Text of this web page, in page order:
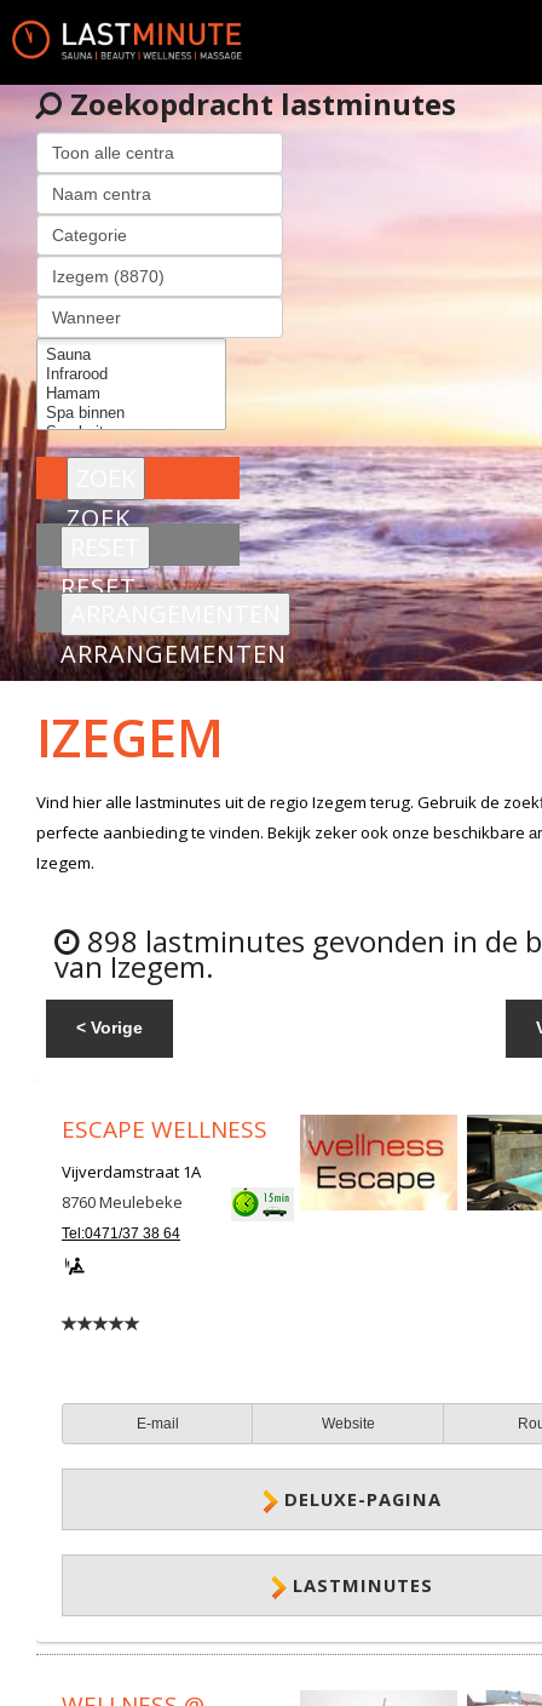
Zoekopdracht lastminutes
ZOEK
RESET
ARRANGEMENTEN
IZEGEM
Vind hier alle lastminutes uit de regio Izegemterug. Gebruik de
perfecte aanbieding te vinden. Bekijk zeker ook onze beschikbare
Izegem.
898 lastminutes gevonden in de
van Izegem.
< Vorige
ESCAPE WELLNESS
Vijverdamstraat 1A
8760Meulebeke
Tel:0471/37 38 64
E-mail Website
DELUXE-PAGINA
LASTMINUTES